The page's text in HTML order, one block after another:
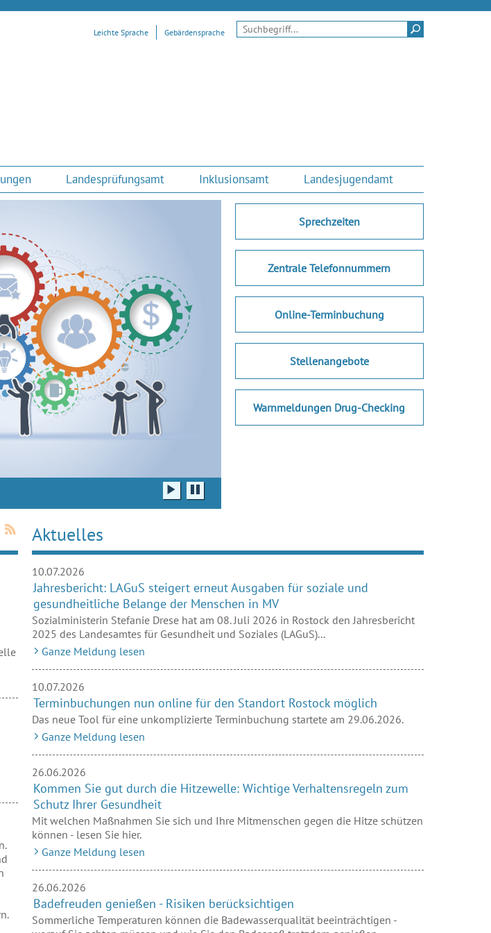
Leichte Sprache Gebärdensprache Suchen
Landesprüfungsamt Inklusionsamt Landesjugendamt
Wiedergabe
Pause
Sprechzeiten
Zentrale Telefonnummern
Online-Terminbuchung
Stellenangebote
Warnmeldungen Drug-Checking
Aktuelles
10.07.2026
Jahresbericht: LAGuS steigert erneut Ausgaben für soziale und
gesundheitliche Belange der Menschen in MV
Sozialministerin Stefanie Drese hat am 08. Juli 2026 in Rostock den Jahresbericht
2025 des Landesamtes für Gesundheit und Soziales (LAGuS)...
Ganze Meldung lesen
10.07.2026
Terminbuchungen nun online für den Standort Rostock möglich
Das neue Tool für eine unkomplizierte Terminbuchung startete am 29.06.2026.
Ganze Meldung lesen
26.06.2026
Kommen Sie gut durch die Hitzewelle: Wichtige Verhaltensregeln zum
Schutz Ihrer Gesundheit
Mit welchen Maßnahmen Sie sich und Ihre Mitmenschen gegen die Hitze schützen
können - lesen Sie hier.
Ganze Meldung lesen
26.06.2026
Badefreuden genießen - Risiken berücksichtigen
Sommerliche Temperaturen können die Badewasserqualität beeinträchtigen -